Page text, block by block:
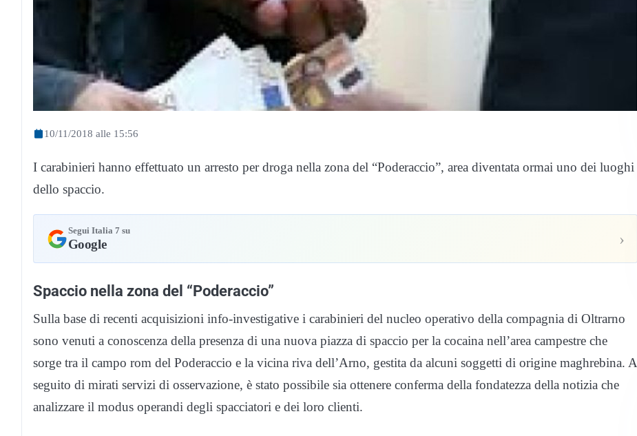
10/11/2018 alle 15:56
I carabinieri hanno effettuato un arresto per droga nella zona del “Poderaccio”, area diventata ormai uno dei luoghi
dello spaccio.
Segui Italia 7 su
Google ›
Spaccio nella zona del “Poderaccio”
Sulla base di recenti acquisizioni info-investigative i carabinieri del nucleo operativo della compagnia di Oltrarno
sono venuti a conoscenza della presenza di una nuova piazza di spaccio per la cocaina nell’area campestre che
sorge tra il campo rom del Poderaccio e la vicina riva dell’Arno, gestita da alcuni soggetti di origine maghrebina. A
seguito di mirati servizi di osservazione, è stato possibile sia ottenere conferma della fondatezza della notizia che
analizzare il modus operandi degli spacciatori e dei loro clienti.